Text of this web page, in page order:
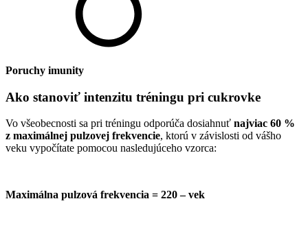
Poruchy imunity
Ako stanoviť intenzitu tréningu pri cukrovke
Vo všeobecnosti sa pri tréningu odporúča dosiahnuť najviac 60 %
z maximálnej pulzovej frekvencie, ktorú v závislosti od vášho
veku vypočítate pomocou nasledujúceho vzorca:
Maximálna pulzová frekvencia = 220 – vek